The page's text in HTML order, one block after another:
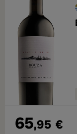
65,95 €